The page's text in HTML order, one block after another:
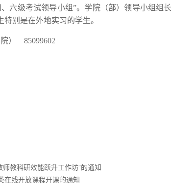
六级考试领导小组”。学院（部）领导小组
别是在外地实习的学生。
院） 85099602
教科研效能跃升工作坊”的通知
在线开放课程开课的通知